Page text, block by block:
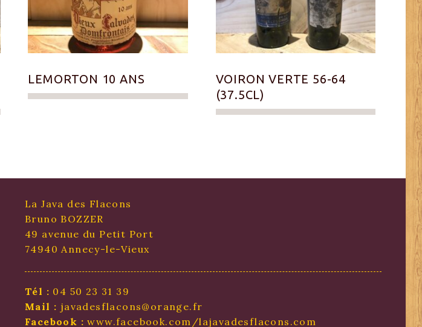
LEMORTON 10 ANS
VOIRON VERTE 56-64
(37.5CL)
La Java des Flacons
Bruno BOZZER
49 avenue du Petit Port
74940 Annecy-le-Vieux
Tél : 04 50 23 31 39
Mail : javadesflacons@orange.fr
Facebook : www.facebook.com/lajavadesflacons.com